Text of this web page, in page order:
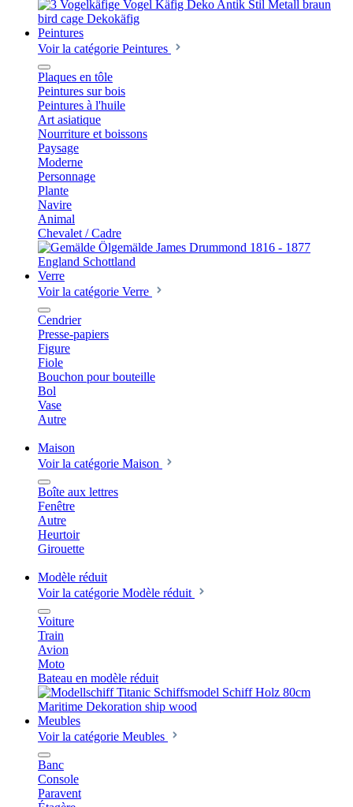
Peintures
Voir la catégorie Peintures
Plaques en tôle
Peintures sur bois
Peintures à l'huile
Art asiatique
Nourriture et boissons
Paysage
Moderne
Personnage
Plante
Navire
Animal
Chevalet / Cadre
Verre
Voir la catégorie Verre
Cendrier
Presse-papiers
Figure
Fiole
Bouchon pour bouteille
Bol
Vase
Autre
Maison
Voir la catégorie Maison
Boîte aux lettres
Fenêtre
Autre
Heurtoir
Girouette
Modèle réduit
Voir la catégorie Modèle réduit
Voiture
Train
Avion
Moto
Bateau en modèle réduit
Meubles
Voir la catégorie Meubles
Banc
Console
Paravent